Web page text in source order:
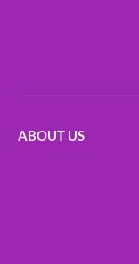
ABOUT US